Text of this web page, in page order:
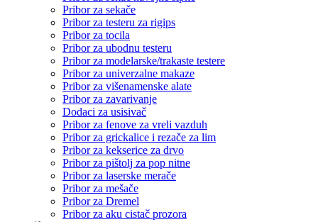
Pribor za sekače
Pribor za testeru za rigips
Pribor za tocila
Pribor za ubodnu testeru
Pribor za modelarske/trakaste testere
Pribor za univerzalne makaze
Pribor za višenamenske alate
Pribor za zavarivanje
Dodaci za usisivač
Pribor za fenove za vreli vazduh
Pribor za grickalice i rezače za lim
Pribor za kekserice za drvo
Pribor za pištolj za pop nitne
Pribor za laserske merače
Pribor za mešače
Pribor za Dremel
Pribor za aku cistač prozora